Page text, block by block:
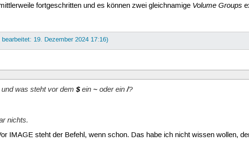
fortgeschritten und es können zwei gleichnamige Volume Groups
19. Dezember 2024 17:16)
was steht vor dem $ein ~oder ein/?
nichts.
IMAGE steht der Befehl, wenn schon. Das habe ich nicht wissen wollen,